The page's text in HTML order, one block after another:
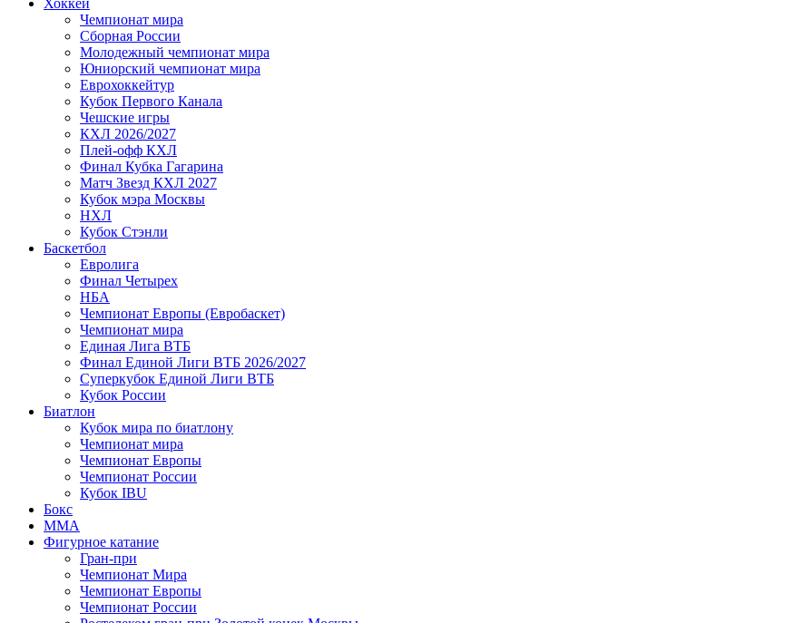
Хоккей
Чемпионат мира
Сборная России
Молодежный чемпионат мира
Юниорский чемпионат мира
Еврохоккейтур
Кубок Первого Канала
Чешские игры
КХЛ 2026/2027
Плей-офф КХЛ
Финал Кубка Гагарина
Матч Звезд КХЛ 2027
Кубок мэра Москвы
НХЛ
Кубок Стэнли
Баскетбол
Евролига
Финал Четырех
НБА
Чемпионат Европы (Евробаскет)
Чемпионат мира
Единая Лига ВТБ
Финал Единой Лиги ВТБ 2026/2027
Суперкубок Единой Лиги ВТБ
Кубок России
Биатлон
Кубок мира по биатлону
Чемпионат мира
Чемпионат Европы
Чемпионат России
Кубок IBU
Бокс
MMA
Фигурное катание
Гран-при
Чемпионат Мира
Чемпионат Европы
Чемпионат России